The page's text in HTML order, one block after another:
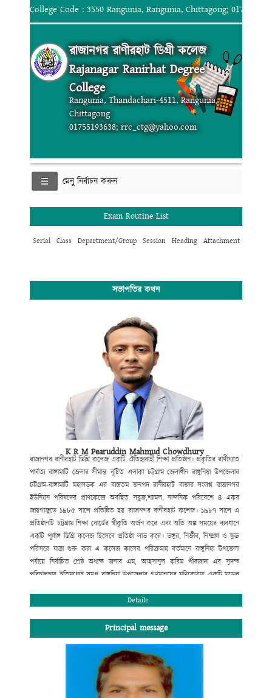
College Code : 3550 Rangunia, Rangunia, Chittagong;
রাজানগর রাণীরহাট ডিগ্রী কলেজ
Rajanagar Ranirhat Degree
College
Rangunia, Thandachari-4511, Rangunia,
Chittagong
01755193638; rrc_ctg@yahoo.com
মেনু নির্বাচন করুন
Exam Routine List
Serial Class Department/Group Session Heading Attachment
সভাপতির কথন
K R M Pearuddin Mahmud Chowdhury
রাজানগর রানীরহাট ডিগ্রি কলেজ একটি ঐতিহ্যবাহী শিক্ষা প্রতিষ্ঠান। প্রকৃতির রাণীখ্যাত
পার্বত্য রাঙ্গামাটি জেলার সীমান্ত বৃষ্টিত এলাকা চট্টগ্রাম জেলাধীন রাঙ্গুনিয়া উপজেলার
চট্টগ্রাম-রাঙ্গামাটি মহাসড়ক এর ব্যস্ততম জনপদ রানীরহাট বাজার সংলগ্ন রাজানগর
ইউনিয়ন পরিষদের প্রাণকেন্দ্রে অবস্থিত সবুজ,শ্যামল, নান্দনিক পরিবেশে ৪ একর
জায়গাজুড়ে ১৯৮৫ সালে প্রতিষ্ঠিত হয় রাজানগর রানীরহাট কলেজ। ১৯৮৭ সালে এ
প্রতিষ্ঠানটি চট্টগ্রাম শিক্ষা বোর্ডের স্বীকৃতি অর্জন করে এবং অতি অল্প সময়ের ব্যবধানে
একটি পূর্ণাঙ্গ ডিগ্রি কলেজ হিসেবে প্রতিষ্ঠা লাভ করে। ভঙ্গুর, নির্জীব, নিষ্প্রাণ ও ক্ষুদ্র
পরিসরে যাত্রা শুরু করা এ কলেজ কালের পরিক্রমায় বর্তমানে রাঙ্গুনিয়া উপজেলা
পর্যায়ে নির্বাচিত শ্রেষ্ঠ অধ্যক্ষ জনাব এম, আহসানুল করিম পীরজাদা এর সুদক্ষ
পরিচালনায় ইতিমধ্যেই সমগ্র রাঙ্গুনিয়া উপজেলার গণমানুষের মণিকোঠায় একটি মডেল
পরিবেশ এখানে রচিত হয়েছে বহু মানুষের ত্যাগে, শ্রমে ও মেধায়। বোর্ড ও
প্রমাণ আমরা প্রতিনিয়ত পাচ্ছি। তাই দেশ ও দশের কল্যাণব্রতে স্নিগ্ধ মানব সন্তান
আমাদের আজ একান্তভাবে কাম্য। তারাই গড়বে আমাদের কাঙ্খিত সোনার বাংলাদেশ।
শিক্ষা আজ পণ্যে রূপান্তরিত হয়েছে। অনেক প্রতিষ্ঠান ডিগ্রি বিক্রি করে মুনাফা লুটে
চলেছে। মুক্তবাজার অর্থনীতি ও বিশ্বায়নের যুগে শিক্ষা প্রতিষ্ঠানের আদর্শে অনড় থেকে
নানা প্রতিযোগিতার মধ্য দিয়ে আমরা নিজের ভিত মজবুত রাখবো; এ অঙ্গীকারে আমরা
অবিচল। ডিগ্রি লাভের সুযোগ করে দেয়া নয় শুধু, শিক্ষার্থীদের শারীরিক ও মানসিক
Details
Principal message